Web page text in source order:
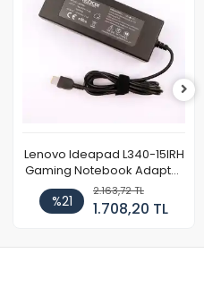
Lenovo Ideapad L340-15IRH
Gaming Notebook Adaptör
Cihazı Şarj Aleti (150W)
%21
2.163,72 TL
1.708,20 TL